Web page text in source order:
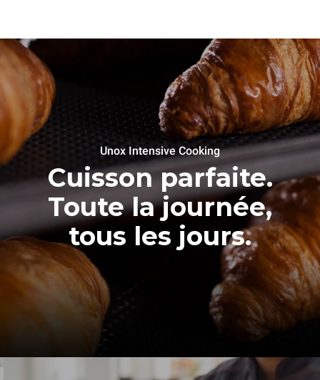
Unox Intensive Cooking
Cuisson parfaite.
Toute la journée,
tous les jours.